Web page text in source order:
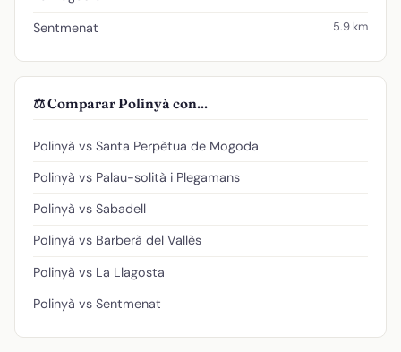
Sentmenat 5.9 km
⚖️ Comparar Polinyà con...
Polinyà vs Santa Perpètua de Mogoda
Polinyà vs Palau-solità i Plegamans
Polinyà vs Sabadell
Polinyà vs Barberà del Vallès
Polinyà vs La Llagosta
Polinyà vs Sentmenat